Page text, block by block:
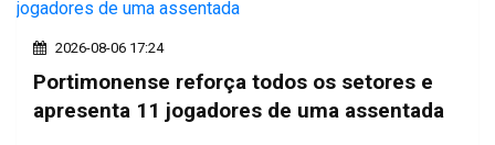
2026-08-06 17:24
Portimonense reforça todos os setores e
apresenta 11 jogadores de uma assentada